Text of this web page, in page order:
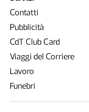
Contatti
Pubblicità
CdT Club Card
Viaggi del Corriere
Lavoro
Funebri